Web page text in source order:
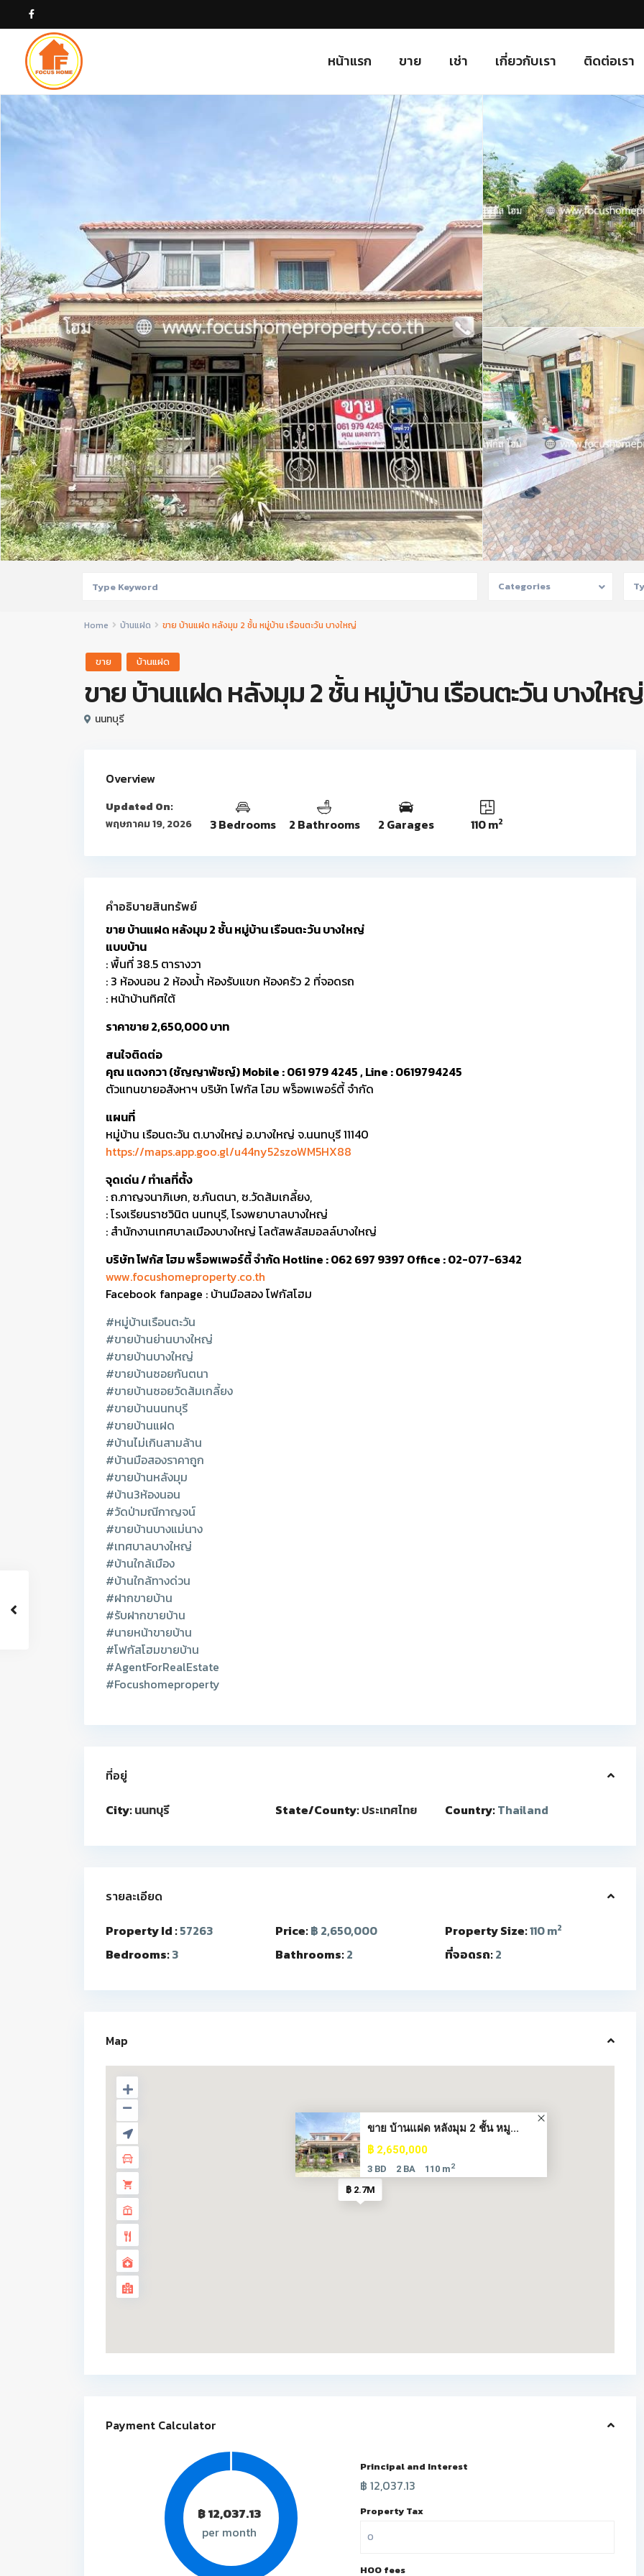
หน้าแรก ขาย เช่า เกี่ยวกับเรา ติดต่อเรา
Categories
Home บ้านแฝด ขาย บ้านแฝด หลังมุม 2 ชั้น หมู่บ้าน เรือนตะวัน บางใหญ่
ขาย บ้านแฝด
ขาย บ้านแฝด หลังมุม 2 ชั้น หมู่บ้าน เรือนตะวัน บางใหญ่
นนทบุรี
Overview
Updated On:
พฤษภาคม 19, 2026
3 Bedrooms 2 Bathrooms 2 Garages 110 m2
คำอธิบายสินทรัพย์
ขาย บ้านแฝด หลังมุม 2 ชั้น หมู่บ้าน เรือนตะวัน บางใหญ่
แบบบ้าน
: พื้นที่ 38.5 ตารางวา
: 3 ห้องนอน 2 ห้องน้ำ ห้องรับแขก ห้องครัว 2 ที่จอดรถ
: หน้าบ้านทิศใต้
ราคาขาย 2,650,000 บาท
สนใจติดต่อ
คุณ แตงกวา (ชัญญาพัชญ์) Mobile : 061 979 4245 , Line : 0619794245
ตัวแทนขายอสังหาฯ บริษัท โฟกัส โฮม พร็อพเพอร์ตี้ จำกัด
แผนที่
หมู่บ้าน เรือนตะวัน ต.บางใหญ่ อ.บางใหญ่ จ.นนทบุรี 11140
https://maps.app.goo.gl/u44ny52szoWM5HX88
จุดเด่น / ทำเลที่ตั้ง
: ถ.กาญจนาภิเษก, ซ.กันตนา, ซ.วัดส้มเกลี้ยง,
: โรงเรียนราชวินิต นนทบุรี, โรงพยาบาลบางใหญ่
: สำนักงานเทศบาลเมืองบางใหญ่ โลตัสพลัสมอลล์บางใหญ่
บริษัท โฟกัส โฮม พร็อพเพอร์ตี้ จำกัด Hotline : 062 697 9397 Office : 02-077-6342
www.focushomeproperty.co.th
Facebook fanpage : บ้านมือสอง โฟกัสโฮม
#หมู่บ้านเรือนตะวัน
#ขายบ้านย่านบางใหญ่
#ขายบ้านบางใหญ่
#ขายบ้านซอยกันตนา
#ขายบ้านซอยวัดส้มเกลี้ยง
#ขายบ้านนนทบุรี
#ขายบ้านแฝด
#บ้านไม่เกินสามล้าน
#บ้านมือสองราคาถูก
#ขายบ้านหลังมุม
#บ้าน3ห้องนอน
#วัดป่ามณีกาญจน์
#ขายบ้านบางแม่นาง
#เทศบาลบางใหญ่
#บ้านใกล้เมือง
#บ้านใกล้ทางด่วน
#ฝากขายบ้าน
#รับฝากขายบ้าน
#นายหน้าขายบ้าน
#โฟกัสโฮมขายบ้าน
#AgentForRealEstate
#Focushomeproperty
ที่อยู่
City:นนทบุรี State/County:ประเทศไทย Country:Thailand
รายละเอียด
Property Id :57263 Price:฿ 2,650,000 Property Size:110 m2
Bedrooms:3 Bathrooms:2 ที่จอดรถ:2
Map
฿ 2.7M
ขาย บ้านแฝด หลังมุม 2 ชั้น หมู...
฿ 2,650,000
3 BD 2 BA 110 m2
Payment Calculator
฿12,037.13
per month
Principal and Interest
฿ 12,037.13
Property Tax
HOO fees